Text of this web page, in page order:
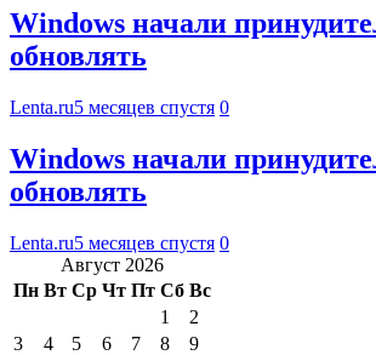
Windows начали
обновлять
Lenta.ru5 месяцев спустя 0
Windows начали
обновлять
Lenta.ru5 месяцев спустя 0
Август 2026
Пн Вт Ср Чт Пт Сб Вс
1
2
3
4 5 6 7 8
9